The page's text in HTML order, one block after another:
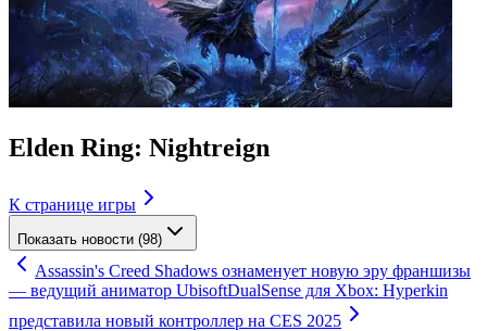
Elden Ring: Nightreign
К странице игры
Показать новости (98)
Assassin's Creed Shadows ознаменует новую эру франшизы
— ведущий аниматор UbisoftDualSense для Xbox: Hyperkin
представила новый контроллер на CES 2025